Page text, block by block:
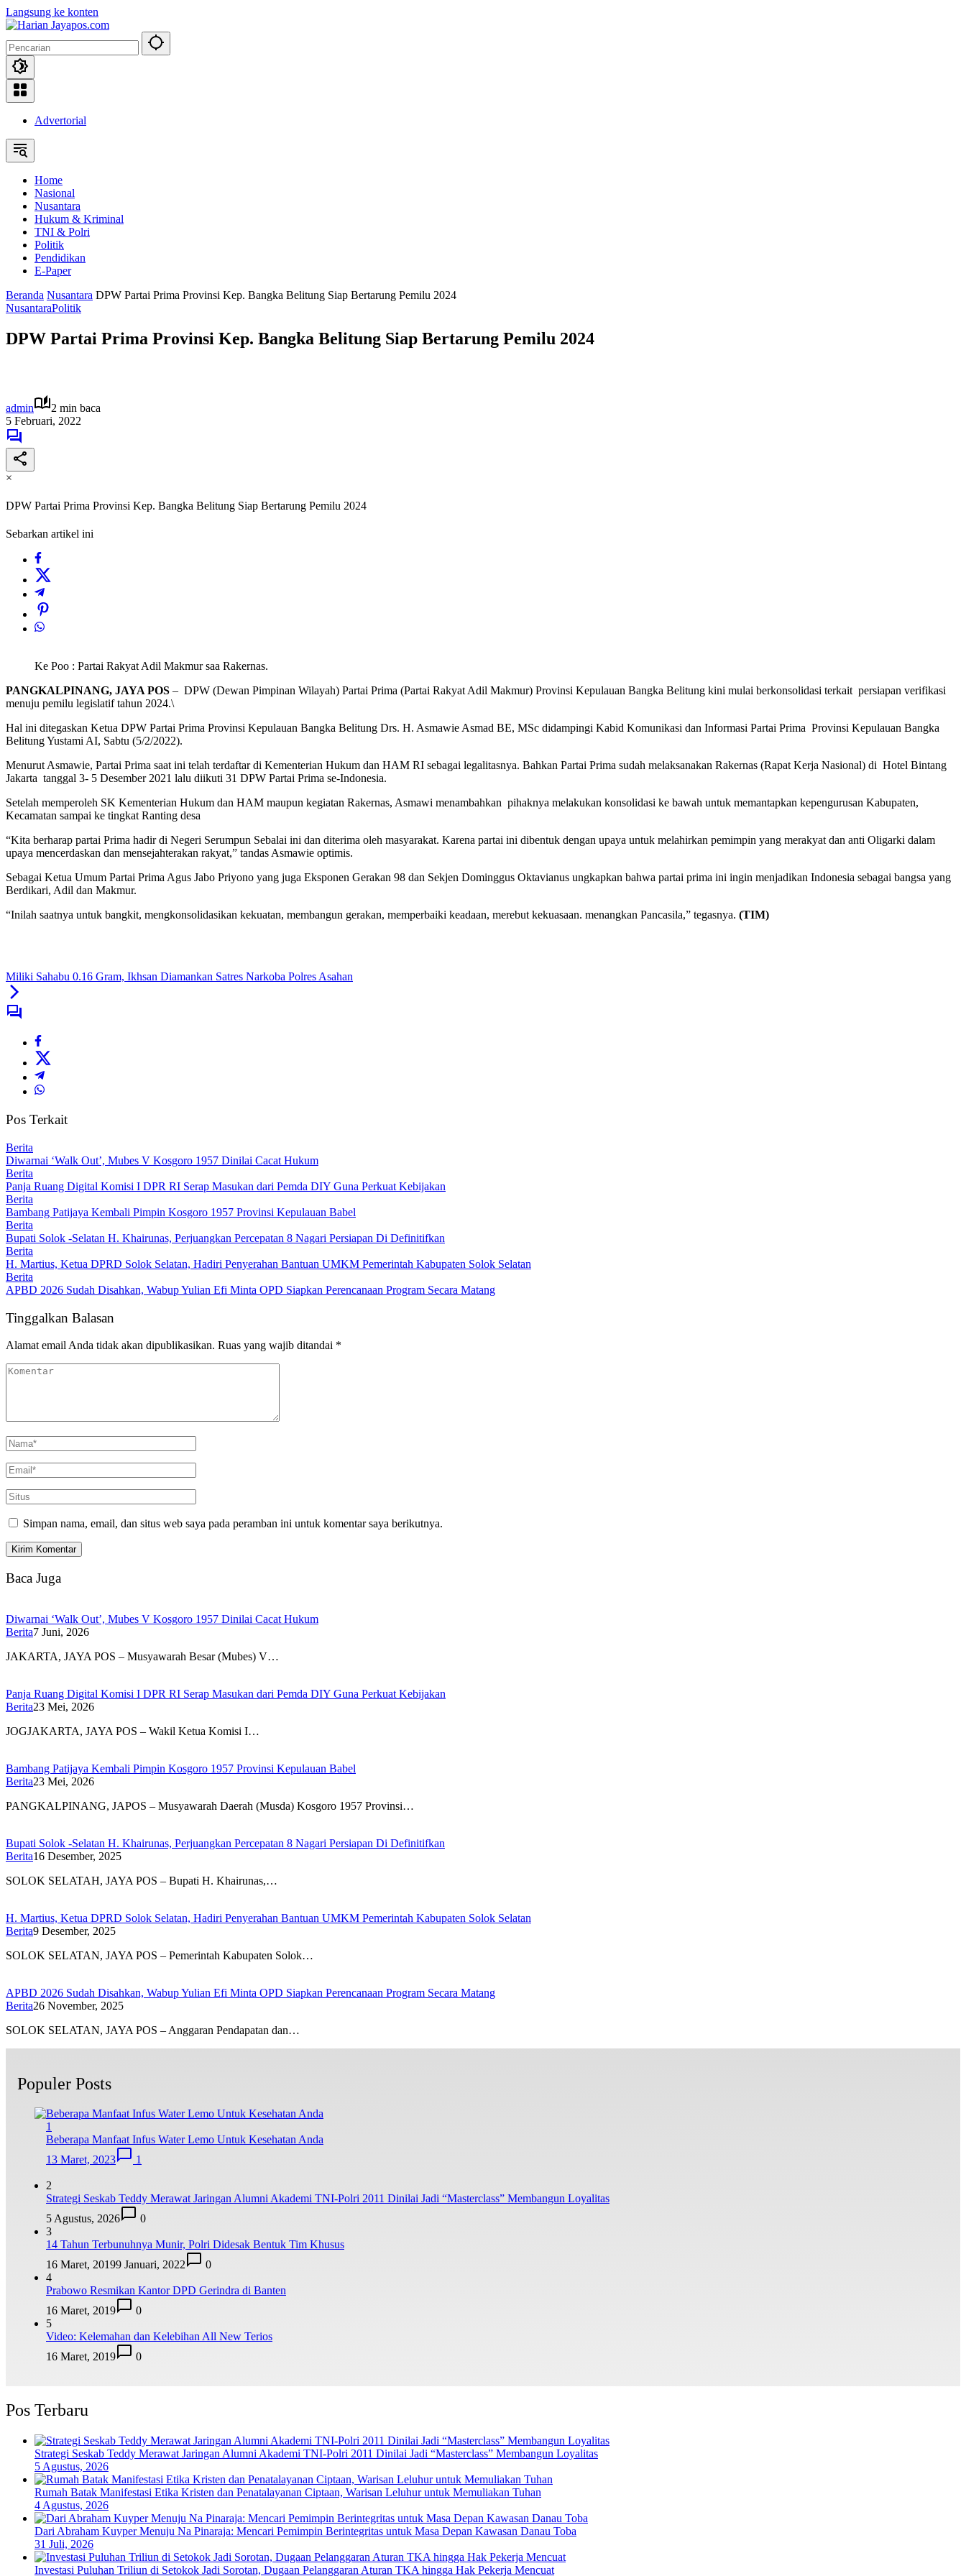
Langsung ke konten
Advertorial
Home
Nasional
Nusantara
Hukum & Kriminal
TNI & Polri
Politik
Pendidikan
E-Paper
Beranda Nusantara DPW Partai Prima Provinsi Kep. Bangka Belitung Siap Bertarung Pemilu 2024
NusantaraPolitik
DPW Partai Prima Provinsi Kep. Bangka Belitung Siap Bertarung Pemilu 2024
admin
2 min baca
5 Februari, 2022
×
DPW Partai Prima Provinsi Kep. Bangka Belitung Siap Bertarung Pemilu 2024
Sebarkan artikel ini
Ke Poo : Partai Rakyat Adil Makmur saa Rakernas.
PANGKALPINANG, JAYA POS – DPW (Dewan Pimpinan Wilayah) Partai Prima (Partai Rakyat Adil Makmur) Provinsi Kepulauan Bangka Belitung kini mulai berkonsolidasi terkait persiapan verifikasi
menuju pemilu legislatif tahun 2024.\
Hal ini ditegaskan Ketua DPW Partai Prima Provinsi Kepulauan Bangka Belitung Drs. H. Asmawie Asmad BE, MSc didampingi Kabid Komunikasi dan Informasi Partai Prima Provinsi Kepulauan Bangka
Belitung Yustami AI, Sabtu (5/2/2022).
Menurut Asmawie, Partai Prima saat ini telah terdaftar di Kementerian Hukum dan HAM RI sebagai legalitasnya. Bahkan Partai Prima sudah melaksanakan Rakernas (Rapat Kerja Nasional) di Hotel Bintang
Jakarta tanggal 3- 5 Desember 2021 lalu diikuti 31 DPW Partai Prima se-Indonesia.
Setelah memperoleh SK Kementerian Hukum dan HAM maupun kegiatan Rakernas, Asmawi menambahkan pihaknya melakukan konsolidasi ke bawah untuk memantapkan kepengurusan Kabupaten,
Kecamatan sampai ke tingkat Ranting desa
“Kita berharap partai Prima hadir di Negeri Serumpun Sebalai ini dan diterima oleh masyarakat. Karena partai ini dibentuk dengan upaya untuk melahirkan pemimpin yang merakyat dan anti Oligarki dalam
upaya mencerdaskan dan mensejahterakan rakyat,” tandas Asmawie optimis.
Sebagai Ketua Umum Partai Prima Agus Jabo Priyono yang juga Eksponen Gerakan 98 dan Sekjen Dominggus Oktavianus ungkapkan bahwa partai prima ini ingin menjadikan Indonesia sebagai bangsa yang
Berdikari, Adil dan Makmur.
“Inilah saatnya untuk bangkit, mengkonsolidasikan kekuatan, membangun gerakan, memperbaiki keadaan, merebut kekuasaan. menangkan Pancasila,” tegasnya. (TIM)
Miliki Sahabu 0.16 Gram, Ikhsan Diamankan Satres Narkoba Polres Asahan
Pos Terkait
Berita
Diwarnai ‘Walk Out’, Mubes V Kosgoro 1957 Dinilai Cacat Hukum
Berita
Panja Ruang Digital Komisi I DPR RI Serap Masukan dari Pemda DIY Guna Perkuat Kebijakan
Berita
Bambang Patijaya Kembali Pimpin Kosgoro 1957 Provinsi Kepulauan Babel
Berita
Bupati Solok -Selatan H. Khairunas, Perjuangkan Percepatan 8 Nagari Persiapan Di Definitifkan
Berita
H. Martius, Ketua DPRD Solok Selatan, Hadiri Penyerahan Bantuan UMKM Pemerintah Kabupaten Solok Selatan
Berita
APBD 2026 Sudah Disahkan, Wabup Yulian Efi Minta OPD Siapkan Perencanaan Program Secara Matang
Tinggalkan Balasan
Alamat email Anda tidak akan dipublikasikan. Ruas yang wajib ditandai *
Simpan nama, email, dan situs web saya pada peramban ini untuk komentar saya berikutnya.
Baca Juga
Diwarnai ‘Walk Out’, Mubes V Kosgoro 1957 Dinilai Cacat Hukum
Berita7 Juni, 2026
JAKARTA, JAYA POS – Musyawarah Besar (Mubes) V…
Panja Ruang Digital Komisi I DPR RI Serap Masukan dari Pemda DIY Guna Perkuat Kebijakan
Berita23 Mei, 2026
JOGJAKARTA, JAYA POS – Wakil Ketua Komisi I…
Bambang Patijaya Kembali Pimpin Kosgoro 1957 Provinsi Kepulauan Babel
Berita23 Mei, 2026
PANGKALPINANG, JAPOS – Musyawarah Daerah (Musda) Kosgoro 1957 Provinsi…
Bupati Solok -Selatan H. Khairunas, Perjuangkan Percepatan 8 Nagari Persiapan Di Definitifkan
Berita16 Desember, 2025
SOLOK SELATAH, JAYA POS – Bupati H. Khairunas,…
H. Martius, Ketua DPRD Solok Selatan, Hadiri Penyerahan Bantuan UMKM Pemerintah Kabupaten Solok Selatan
Berita9 Desember, 2025
SOLOK SELATAN, JAYA POS – Pemerintah Kabupaten Solok…
APBD 2026 Sudah Disahkan, Wabup Yulian Efi Minta OPD Siapkan Perencanaan Program Secara Matang
Berita26 November, 2025
SOLOK SELATAN, JAYA POS – Anggaran Pendapatan dan…
Populer Posts
1
Beberapa Manfaat Infus Water Lemo Untuk Kesehatan Anda
13 Maret, 2023
1
2
Strategi Seskab Teddy Merawat Jaringan Alumni Akademi TNI-Polri 2011 Dinilai Jadi “Masterclass” Membangun Loyalitas
5 Agustus, 2026
0
3
14 Tahun Terbunuhnya Munir, Polri Didesak Bentuk Tim Khusus
16 Maret, 20199 Januari, 2022
0
4
Prabowo Resmikan Kantor DPD Gerindra di Banten
16 Maret, 2019
0
5
Video: Kelemahan dan Kelebihan All New Terios
16 Maret, 2019
0
Pos Terbaru
Strategi Seskab Teddy Merawat Jaringan Alumni Akademi TNI-Polri 2011 Dinilai Jadi “Masterclass” Membangun Loyalitas
5 Agustus, 2026
Rumah Batak Manifestasi Etika Kristen dan Penatalayanan Ciptaan, Warisan Leluhur untuk Memuliakan Tuhan
4 Agustus, 2026
Dari Abraham Kuyper Menuju Na Pinaraja: Mencari Pemimpin Berintegritas untuk Masa Depan Kawasan Danau Toba
31 Juli, 2026
Investasi Puluhan Triliun di Setokok Jadi Sorotan, Dugaan Pelanggaran Aturan TKA hingga Hak Pekerja Mencuat